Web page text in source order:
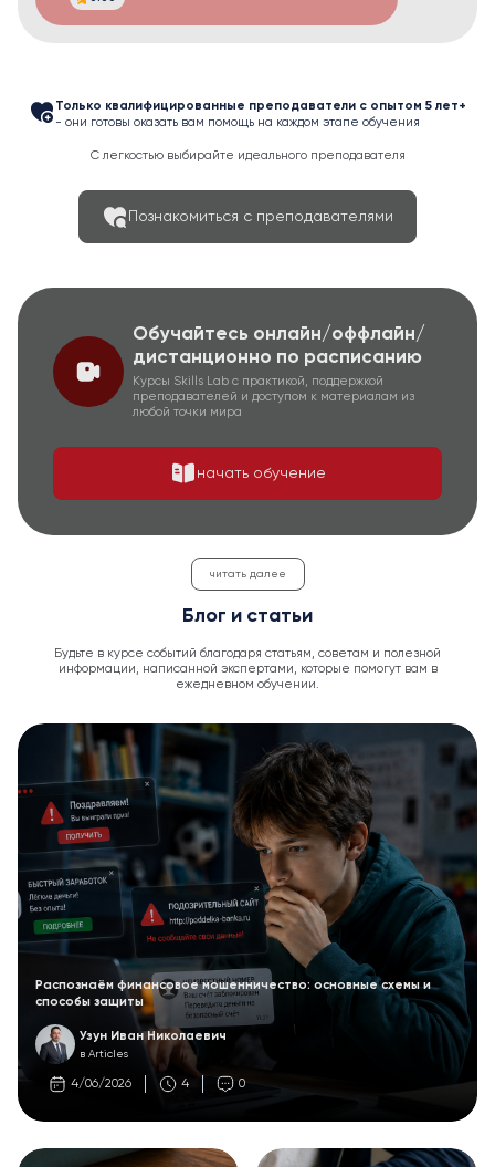
Только квалифицированные преподаватели с опытом 5 лет+
- они готовы оказать вам помощь на каждом этапе обучения
С легкостью выбирайте идеального преподавателя
Познакомиться с преподавателями
Обучайтесь онлайн/оффлайн/
дистанционно по расписанию
Курсы Skills Lab с практикой, поддержкой
преподавателей и доступом к материалам из
любой точки мира
начать обучение
читать далее
Блог и статьи
Будьте в курсе событий благодаря статьям, советам и полезной
информации, написанной экспертами, которые помогут вам в
ежедневном обучении.
Распознаём финансовое мошенничество: основные схемы и
способы защиты
Узун Иван Николаевич
в Articles
4/06/2026 4 0